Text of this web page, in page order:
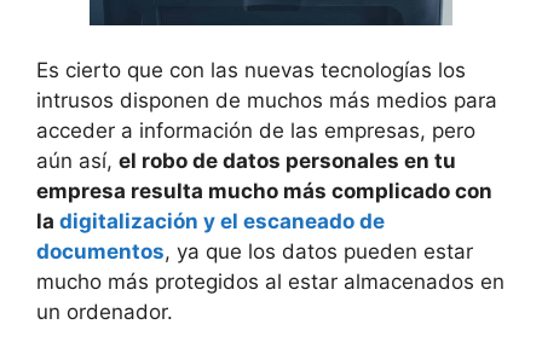
Es cierto que con las nuevas tecnologías los
intrusos disponen de muchos más medios para
acceder a información de las empresas, pero
aún así, el robo de datos personales en tu
empresa resulta mucho más complicado con
la digitalización y el escaneado de
documentos, ya que los datos pueden estar
mucho más protegidos al estar almacenados en
un ordenador.